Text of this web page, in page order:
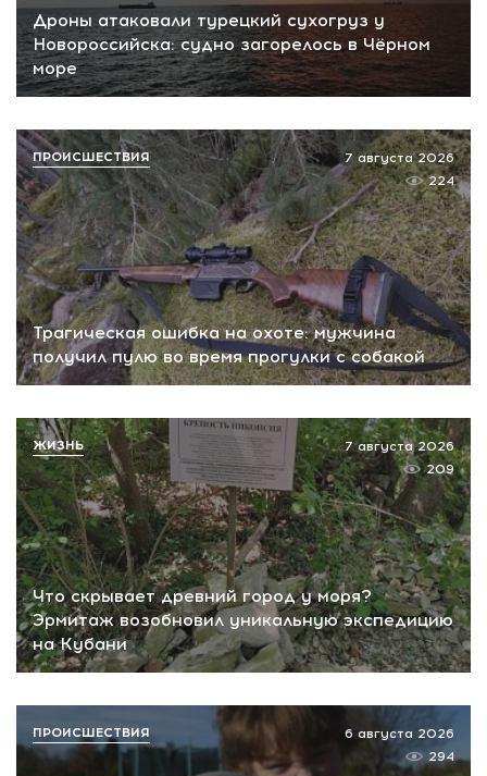
Дроны атаковали турецкий сухогруз у
Новороссийска: судно загорелось в Чёрном
море
Трагическая ошибка на охоте: мужчина
получил пулю во время прогулки с собакой
7 августа 2026
224
ПРОИСШЕСТВИЯ
Что скрывает древний город у моря?
Эрмитаж возобновил уникальную экспедицию
на Кубани
7 августа 2026
209
ЖИЗНЬ
6 августа 2026
294
ПРОИСШЕСТВИЯ